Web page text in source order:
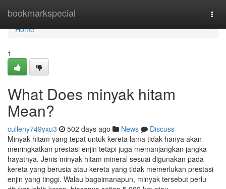
bookmarkspecial
Home
Home
1
What Does minyak hitam
Mean?
culleny749yxu3 502 days ago News
Discuss
Minyak hitam yang tepat untuk kereta lama tidak hanya akan
meningkatkan prestasi enjin tetapi juga memanjangkan jangka
hayatnya. Jenis minyak hitam mineral sesuai digunakan pada
kereta yang berusia atau kereta yang tidak memerlukan prestasi
enjin yang tinggi. Walau bagaimanapun, minyak tersebut perlu